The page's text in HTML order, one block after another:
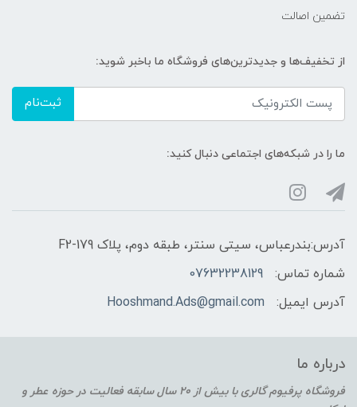
تضمین اصالت
از تخفیف‌ها و جدیدترین‌های فروشگاه ما باخبر شوید:
ثبت‌نام
ما را در شبکه‌های اجتماعی دنبال کنید:
آدرس:بندرعباس، سیتی سنتر، طبقه دوم، پلاک F2-179
شماره تماس:
07632238129
آدرس ایمیل:
Hooshmand.Ads@gmail.com
درباره ما
فروشگاه پرفیوم گالری با بیش از 20 سال سابقه فعالیت در حوزه عطر و